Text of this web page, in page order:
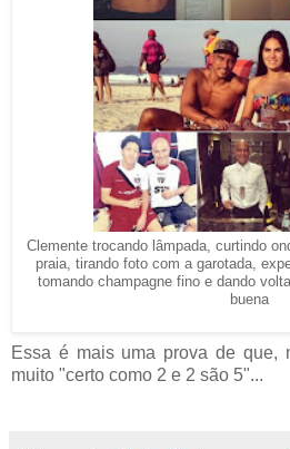
Clemente trocando lâmpada, curtindo
praia, tirando foto com a garotada,
tomando champagne fino e dando
buena
Essa é mais uma prova de que,
muito "certo como 2 e 2 são 5"...